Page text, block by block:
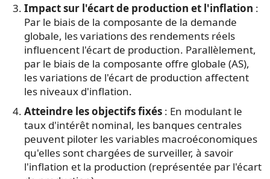
Impact sur l'écart de production et l'inflation :
Par le biais de la composante de la demande
globale, les variations des rendements réels
influencent l'écart de production. Parallèlement,
par le biais de la composante offre globale (AS),
les variations de l'écart de production affectent
les niveaux d'inflation.
Atteindre les objectifs fixés : En modulant le
taux d'intérêt nominal, les banques centrales
peuvent piloter les variables macroéconomiques
qu'elles sont chargées de surveiller, à savoir
l'inflation et la production (représentée par l'écart